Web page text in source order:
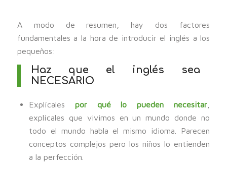
A modo de resumen, hay dos factores
fundamentales a la hora de introducir el inglés a los
pequeños:
Haz que el inglés sea
NECESARIO
Explícales por qué lo pueden necesitar
explícales que vivimos en un mundo donde no
todo el mundo habla el mismo idioma. Parecen
conceptos complejos pero los niños lo entienden
a la perfección.